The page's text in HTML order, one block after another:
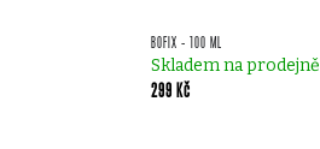
BOFIX - 100 ML
Skladem na prodejně
299 Kč